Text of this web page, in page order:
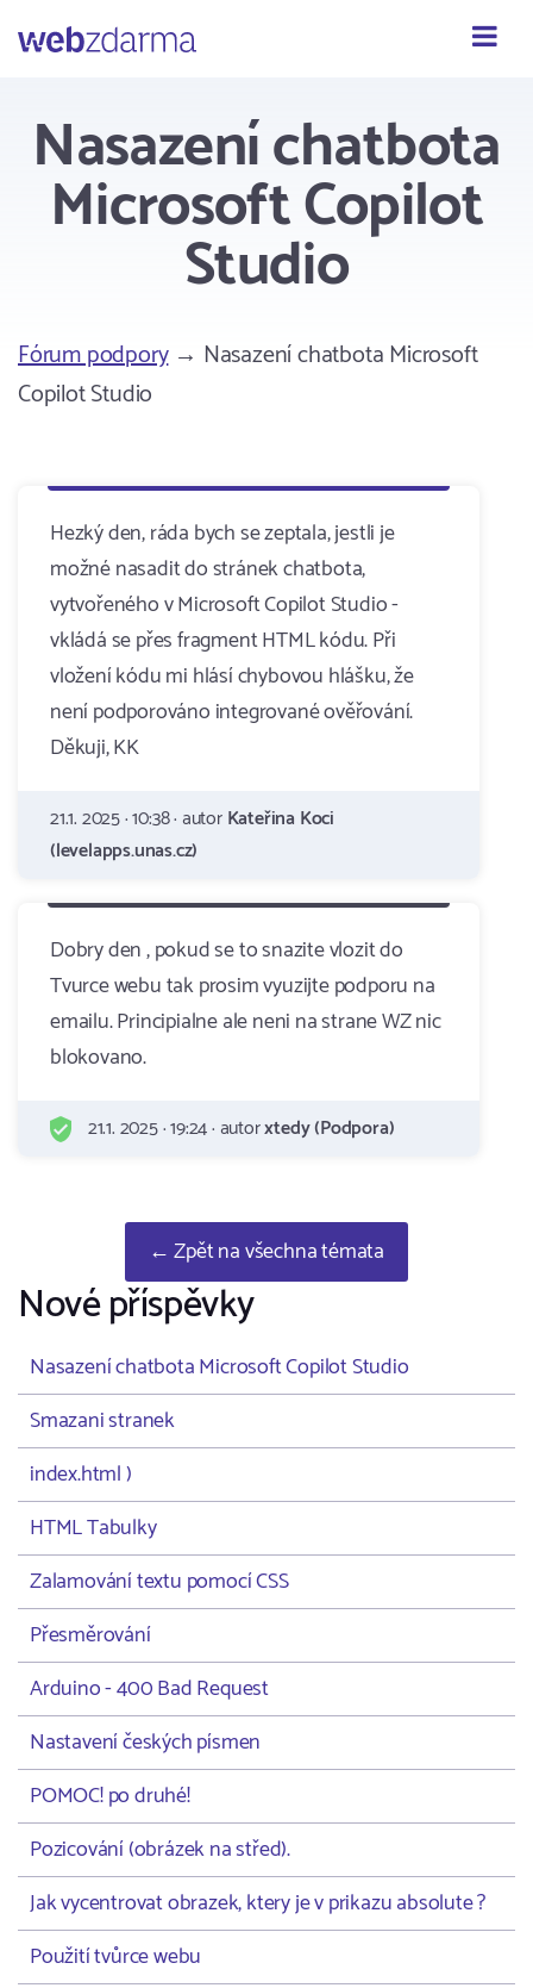
Webzdarma
Nasazení chatbota
Microsoft Copilot
Studio
Fórum podpory→ Nasazení chatbota Microsoft
Copilot Studio
Hezký den, ráda bych se zeptala, jestli je
možné nasadit do stránek chatbota,
vytvořeného v Microsoft Copilot Studio -
vkládá se přes fragment HTML kódu. Při
vložení kódu mi hlásí chybovou hlášku, že
není podporováno integrované ověřování.
Děkuji, KK
21.1. 2025 · 10:38 · autorKateřina Koci
(levelapps.unas.cz)
Dobry den , pokud se to snazite vlozit do
Tvurce webu tak prosim vyuzijte podporu na
emailu. Principialne ale neni na strane WZ nic
blokovano.
21.1. 2025 · 19:24 · autorxtedy (Podpora)
← Zpět na všechna témata
Nové příspěvky
Nasazení chatbota Microsoft Copilot Studio
Smazani stranek
index.html )
HTML Tabulky
Zalamování textu pomocí CSS
Přesměrování
Arduino - 400 Bad Request
Nastavení českých písmen
POMOC! po druhé!
Pozicování (obrázek na střed).
Jak vycentrovat obrazek, ktery je v prikazu absolute ?
Použití tvůrce webu